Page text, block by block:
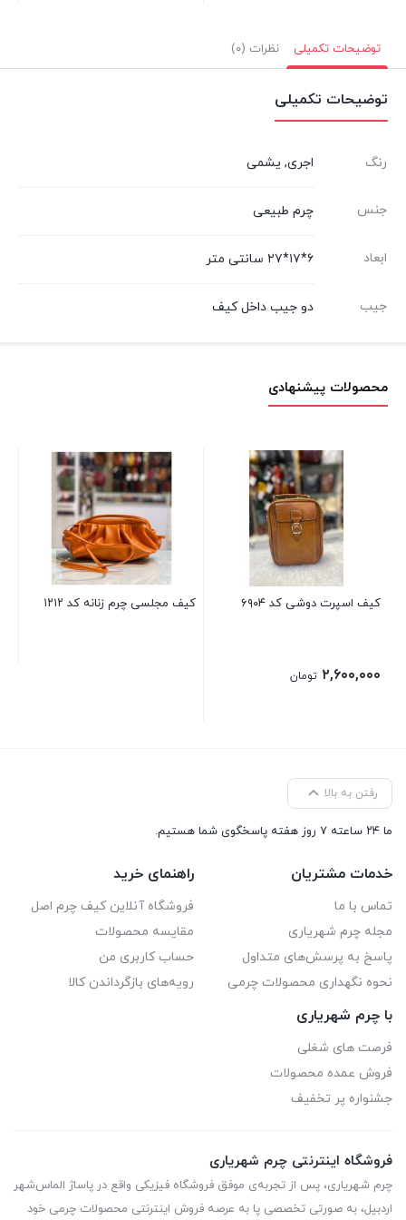
توضیحات تکمیلی نظرات (۰)
توضیحات تکمیلی
رنگ اجری, یشمی
جنس چرم طبیعی
ابعاد ۶*۱۷*۲۷ سانتی متر
جیب دو جیب داخل کیف
محصولات پیشنهادی
کیف اسپرت دوشی کد ۶۹۰۴
۲,۶۰۰,۰۰۰ تومان
کیف مجلسی چرم زنانه کد ۱۲۱۲
رفتن به بالا
ما ۲۴ ساعته ۷ روز هفته پاسخگوی شما هستیم.
خدمات مشتریان
تماس با ما
مجله چرم شهریاری
پاسخ به پرسش‌های متداول
نحوه نگهداری محصولات چرمی
راهنمای خرید
فروشگاه آنلاین کیف چرم اصل
مقایسه محصولات
حساب کاربری من
رویه‌های بازگرداندن کالا
با چرم شهریاری
فرصت های شغلی
فروش عمده محصولات
جشنواره پر تخفیف
فروشگاه اینترنتی چرم شهریاری
چرم شهریاری، پس از تجربه‌ی موفق فروشگاه فیزیکی واقع در پاساژ الماس‌شهر
اردبیل، به صورتی تخصصی پا به عرصه فروش اینترنتی محصولات چرمی خود